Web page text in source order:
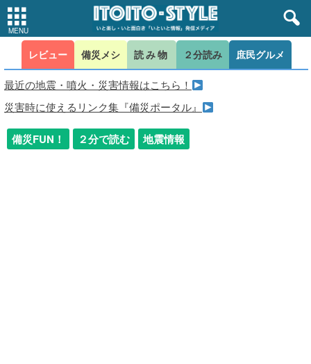
レビュー 備災メシ 読み物 ２分読み 庶民グルメ
最近の地震・噴火・災害情報はこちら！
災害時に使えるリンク集『備災ポータル』
備災FUN！ ２分で読む 地震情報